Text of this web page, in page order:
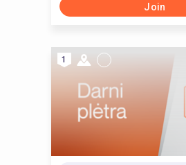
Join
1